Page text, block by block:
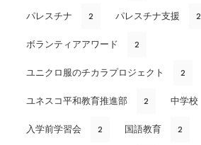
パレスチナ 2 パレスチナ支援 2
ボランティアアワード 2
ユニクロ服のチカラプロジェクト 2
ユネスコ平和教育推進部 2 中学校
入学前学習会 2 国語教育 2